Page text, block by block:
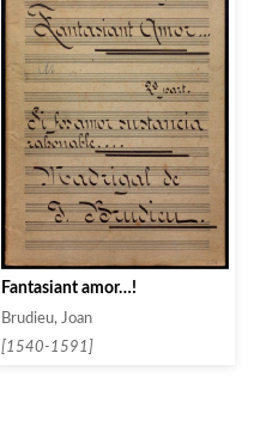
Fantasiant amor…!
Brudieu, Joan
[1540-1591]